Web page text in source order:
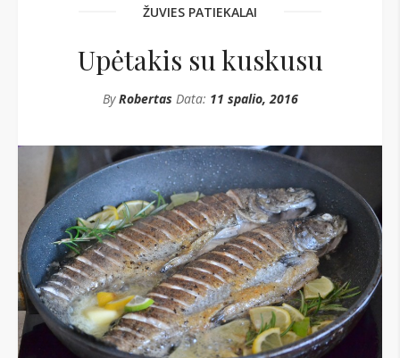
ŽUVIES PATIEKALAI
Upėtakis su kuskusu
ByRobertas Data: 11 spalio, 2016